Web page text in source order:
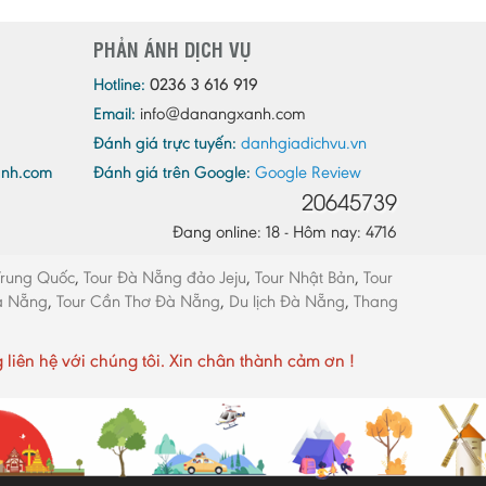
Quảng Trị
Sóc Trăng
Sơn La
Tây Ninh
Thái Bình
Thanh Hóa
Trà Vinh
Vĩnh Long
Vĩnh Phúc
PHẢN ÁNH DỊCH VỤ
Hotline: 0236 3 616 919
Email: info@danangxanh.com
Đánh giá trực tuyến: danhgiadichvu.vn
Đánh giá trên Google: Google Review
20645739
Đang online: 18 - Hôm nay: 4716
Quốc, Tour Đà Nẵng đảo Jeju, Tour Nhật Bản, Tour
Nẵng, Tour Cần Thơ Đà Nẵng, Du lịch Đà Nẵng, Thang
hệ với chúng tôi. Xin chân thành cảm ơn !